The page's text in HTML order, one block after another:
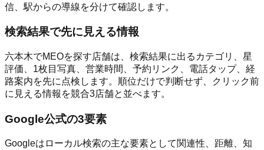
信、駅からの導線を分けて確認します。
検索結果で先に見える情報
六本木でMEOを探す店舗は、検索結果に出るカテゴリ、星
評価、1枚目写真、営業時間、予約リンク、電話タップ、経
路案内を先に点検します。順位だけで判断せず、クリック前
に見える情報を競合3店舗と並べます。
Google公式の3要素
Googleはローカル検索の主な要素として関連性、距離、知